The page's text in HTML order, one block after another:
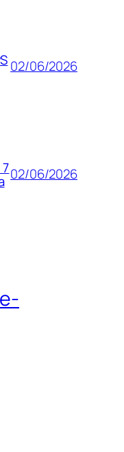
02/06/2026
02/06/2026